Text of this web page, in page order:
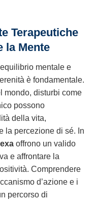
Terapeutiche
la Mente
mentale e
è fondamentale.
mondo, disturbi come
possono
della vita,
la percezione di sé. In
offrono un valido
e affrontare la
Comprendere
d’azione e i
percorso di